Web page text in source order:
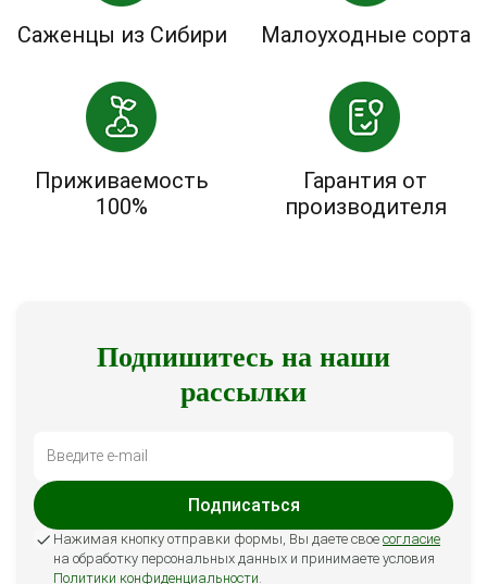
Саженцы из Сибири Малоуходные сорта
Приживаемость
100%
Гарантия от
производителя
Подпишитесь на наши
рассылки
Подписаться
Нажимая кнопку отправки формы, Вы даете свое согласие
на обработку персональных данных и принимаете условия
Политики конфиденциальности.